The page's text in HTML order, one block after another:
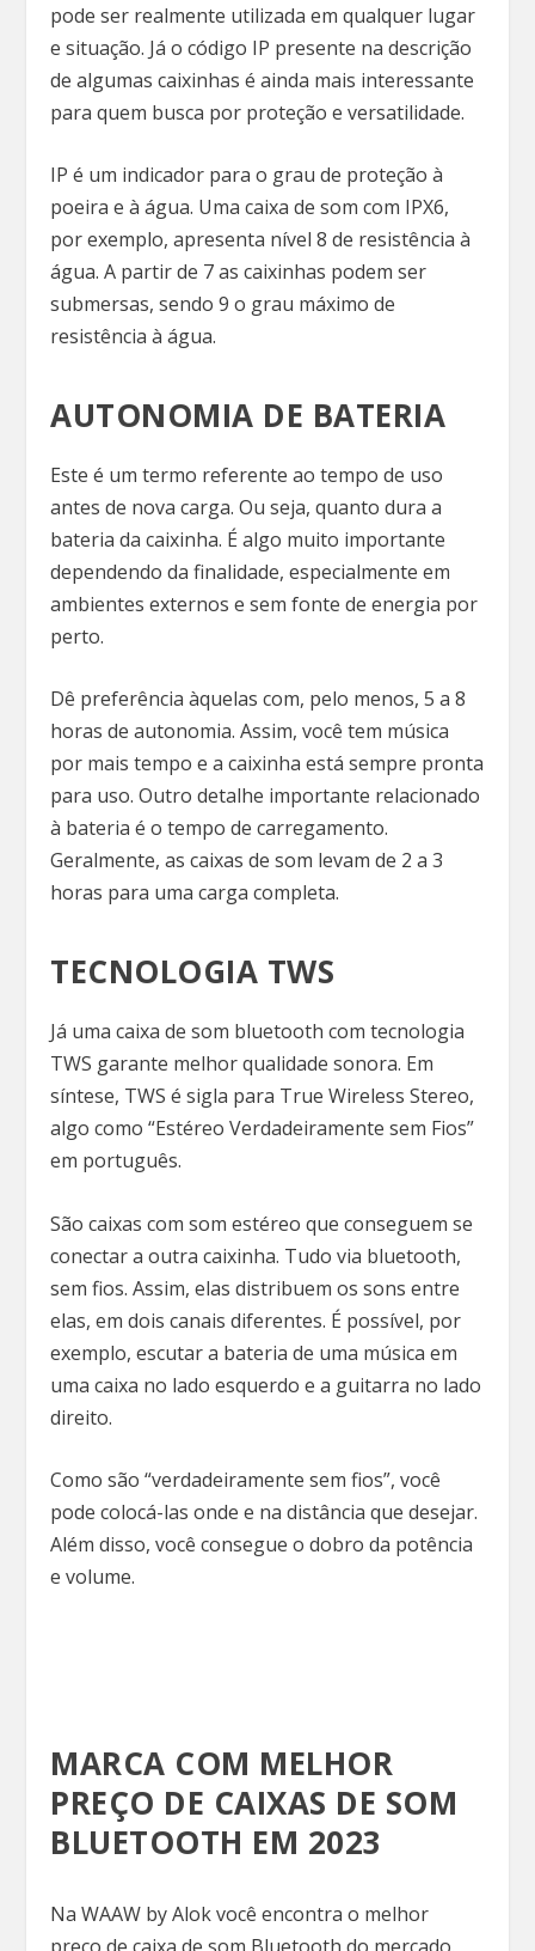
pode ser realmente utilizada em qualquer lugar
e situação. Já o código IP presente na descrição
de algumas caixinhas é ainda mais interessante
para quem busca por proteção e versatilidade.
IP é um indicador para o grau de proteção à
poeira e à água. Uma caixa de som com IPX6,
por exemplo, apresenta nível 8 de resistência à
água. A partir de 7 as caixinhas podem ser
submersas, sendo 9 o grau máximo de
resistência à água.
AUTONOMIA DE BATERIA
Este é um termo referente ao tempo de uso
antes de nova carga. Ou seja, quanto dura a
bateria da caixinha. É algo muito importante
dependendo da finalidade, especialmente em
ambientes externos e sem fonte de energia por
perto.
Dê preferência àquelas com, pelo menos, 5 a 8
horas de autonomia. Assim, você tem música
por mais tempo e a caixinha está sempre pronta
para uso. Outro detalhe importante relacionado
à bateria é o tempo de carregamento.
Geralmente, as caixas de som levam de 2 a 3
horas para uma carga completa.
TECNOLOGIA TWS
Já uma caixa de som bluetooth com tecnologia
TWS garante melhor qualidade sonora. Em
síntese, TWS é sigla para True Wireless Stereo,
algo como “Estéreo Verdadeiramente sem Fios”
em português.
São caixas com som estéreo que conseguem se
conectar a outra caixinha. Tudo via bluetooth,
sem fios. Assim, elas distribuem os sons entre
elas, em dois canais diferentes. É possível, por
exemplo, escutar a bateria de uma música em
uma caixa no lado esquerdo e a guitarra no lado
direito.
Como são “verdadeiramente sem fios”, você
pode colocá-las onde e na distância que desejar.
Além disso, você consegue o dobro da potência
e volume.
MARCA COM MELHOR
PREÇO DE CAIXAS DE SOM
BLUETOOTH EM 2023
Na WAAW by Alok você encontra o melhor